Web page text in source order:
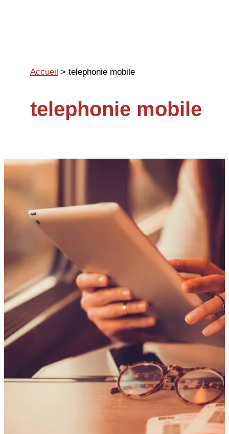
contenu
Accueil > telephonie mobile
telephonie mobile